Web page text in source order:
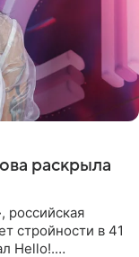
раскрыла
российская
стройности в 41
Hello!.